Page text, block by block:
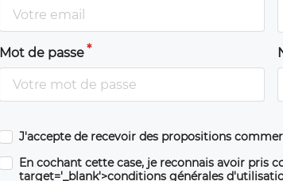
Mot de passe
J'accepte de recevoir des propositions
En cochant cette case, je reconnais avoir pris
target='_blank'>conditions générales